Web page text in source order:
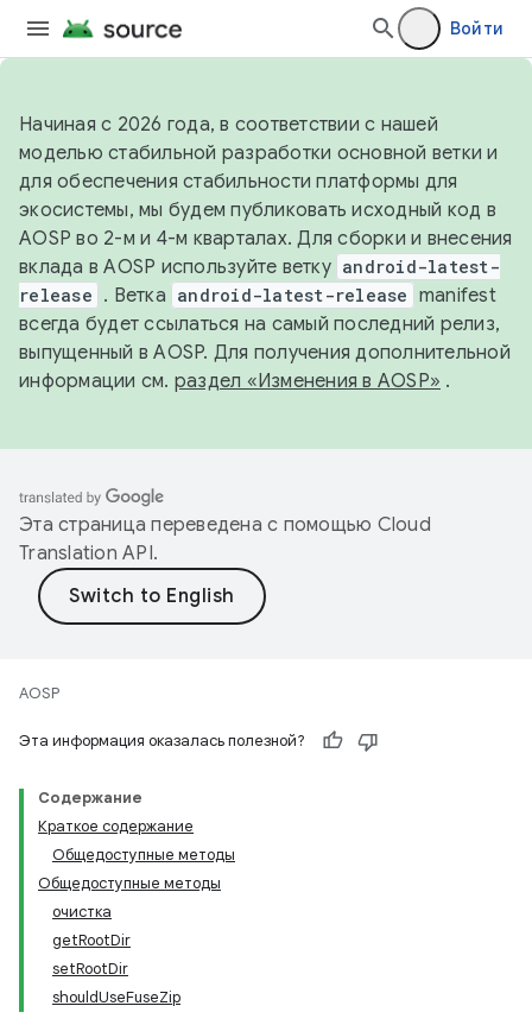
Войти
Начиная с 2026 года, в соответствии с нашей
моделью стабильной разработки основной ветки и
для обеспечения стабильности платформы для
экосистемы, мы будем публиковать исходный код в
AOSP во 2-м и 4-м кварталах. Для сборки и внесения
вклада в AOSP используйте ветку android-latest-
release . Ветка android-latest-release manifest
всегда будет ссылаться на самый последний релиз,
выпущенный в AOSP. Для получения дополнительной
информации см. раздел «Изменения в AOSP» .
Эта страница переведена с помощью Cloud
Translation API.
AOSP
Эта информация оказалась полезной?
Содержание
Краткое содержание
Общедоступные методы
Общедоступные методы
очистка
getRootDir
setRootDir
shouldUseFuseZip